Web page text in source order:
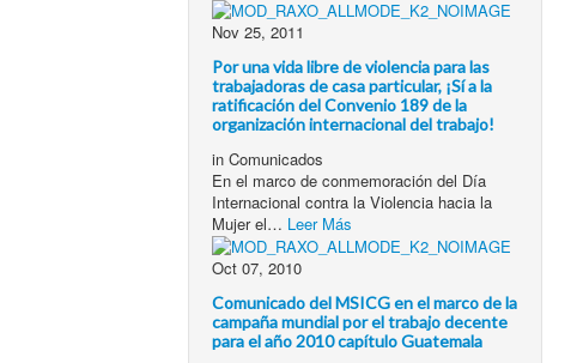
Nov 25, 2011
Por una vida libre de violencia para las
trabajadoras de casa particular, ¡Sí a la
ratificación del Convenio 189 de la
organización internacional del trabajo!
inComunicados
En el marco de conmemoración del Día
Internacional contra la Violencia hacia la
Mujer el… Leer Más
Oct 07, 2010
Comunicado del MSICG en el marco de la
campaña mundial por el trabajo decente
para el año 2010 capítulo Guatemala